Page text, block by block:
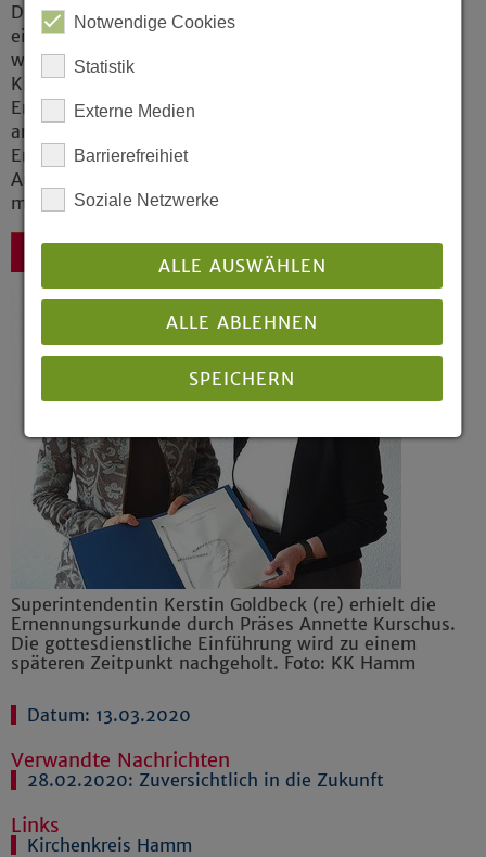
Die gottesdienstliche Einführung wird zu
einem späteren Zeitpunkt nachgeholt werden,
wenn die allgemeine Lage es zulässt. Der
Kirchenkreis hatte entsprechend den
Empfehlungen der zuständigen Behörden den
am 13. März geplanten Gottesdienst und
Empfang abgesagt, um das Risiko zur weiteren
Ausbreitung des Corona-Virus so gering wie
möglich zu halten.
Zurück
Superintendentin Kerstin Goldbeck (re) erhielt die
Ernennungsurkunde durch Präses Annette Kurschus.
Die gottesdienstliche Einführung wird zu einem
späteren Zeitpunkt nachgeholt. Foto: KK Hamm
Datum: 13.03.2020
Verwandte Nachrichten
28.02.2020: Zuversichtlich in die Zukunft
Links
Kirchenkreis Hamm
Notwendige Cookies
Statistik
Externe Medien
Barrierefreihiet
Soziale Netzwerke
ALLE AUSWÄHLEN
ALLE ABLEHNEN
SPEICHERN
Details anzeigen
Impressum|Datenschutz